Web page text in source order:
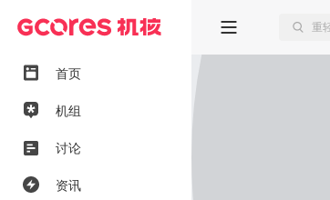
首页
机组
讨论
资讯